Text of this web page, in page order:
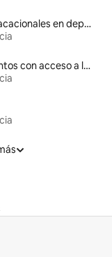
Rentas vacacionales en departamentos con cama de altura accesible
Alojamientos con acceso a las pistas de esquí